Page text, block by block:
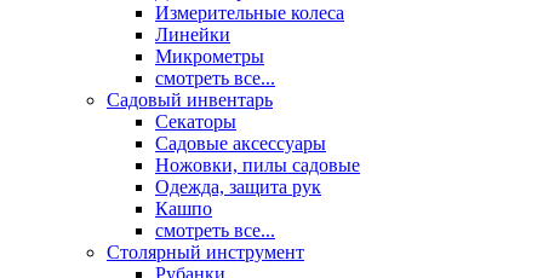
Измерительные колеса
Линейки
Микрометры
смотреть все...
Садовый инвентарь
Секаторы
Садовые аксессуары
Ножовки, пилы садовые
Одежда, защита рук
Кашпо
смотреть все...
Столярный инструмент
Рубанки